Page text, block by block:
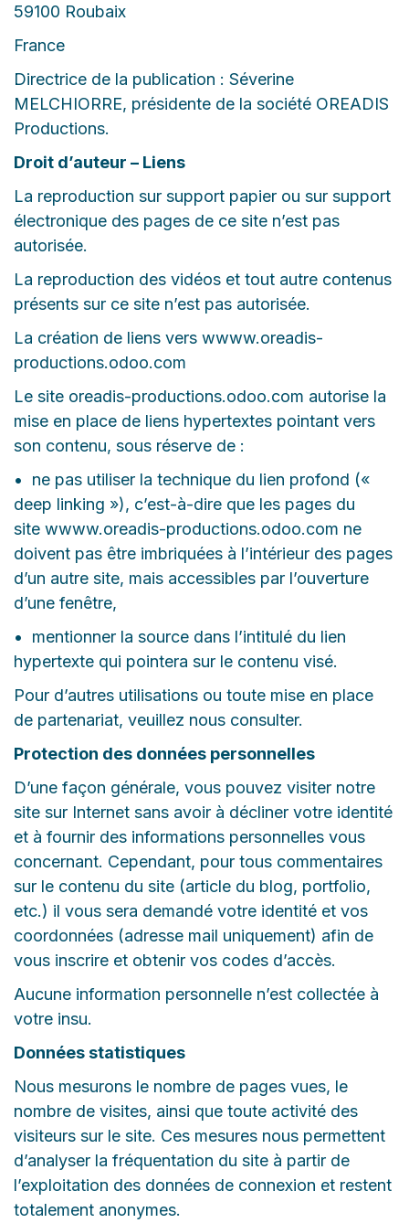
59100 Roubaix
France
Directrice de la publication : Séverine
MELCHIORRE, présidente de la société OREADIS
Productions.
Droit d’auteur – Liens
La reproduction sur support papier ou sur support
électronique des pages de ce site n’est pas
autorisée.
La reproduction des vidéos et tout autre contenus
présents sur ce site n’est pas autorisée.
La création de liens vers wwww.oreadis-
productions.odoo.com
Le site oreadis-productions.odoo.com autorise la
mise en place de liens hypertextes pointant vers
son contenu, sous réserve de :
• ne pas utiliser la technique du lien profond («
deep linking »), c’est-à-dire que les pages du
site wwww.oreadis-productions.odoo.com ne
doivent pas être imbriquées à l’intérieur des pages
d’un autre site, mais accessibles par l’ouverture
d’une fenêtre,
• mentionner la source dans l’intitulé du lien
hypertexte qui pointera sur le contenu visé.
Pour d’autres utilisations ou toute mise en place
de partenariat, veuillez nous consulter.
Protection des données personnelles
D’une façon générale, vous pouvez visiter notre
site sur Internet sans avoir à décliner votre identité
et à fournir des informations personnelles vous
concernant. Cependant, pour tous commentaires
sur le contenu du site (article du blog, portfolio,
etc.) il vous sera demandé votre identité et vos
coordonnées (adresse mail uniquement) afin de
vous inscrire et obtenir vos codes d’accès.
Aucune information personnelle n’est collectée à
votre insu.
Données statistiques
Nous mesurons le nombre de pages vues, le
nombre de visites, ainsi que toute activité des
visiteurs sur le site. Ces mesures nous permettent
d’analyser la fréquentation du site à partir de
l’exploitation des données de connexion et restent
totalement anonymes.